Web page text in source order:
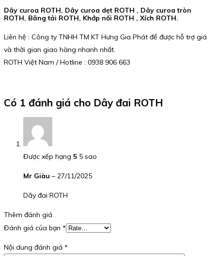
Dây curoa ROTH, Dây curoa dẹt ROTH , Dây curoa tròn
ROTH, Băng tải ROTH, Khớp nối ROTH , Xích ROTH.
Liên hệ : Công ty TNHH TM KT Hưng Gia Phát để được hỗ trợ giá
và thời gian giao hàng nhanh nhất.
ROTH Việt Nam / Hotline : 0938 906 663
Có 1 đánh giá cho Dây đai ROTH
Được xếp hạng 5 5 sao
Mr Giàu – 27/11/2025
Dây đai ROTH
Thêm đánh giá
Đánh giá của bạn *
Nội dung đánh giá *